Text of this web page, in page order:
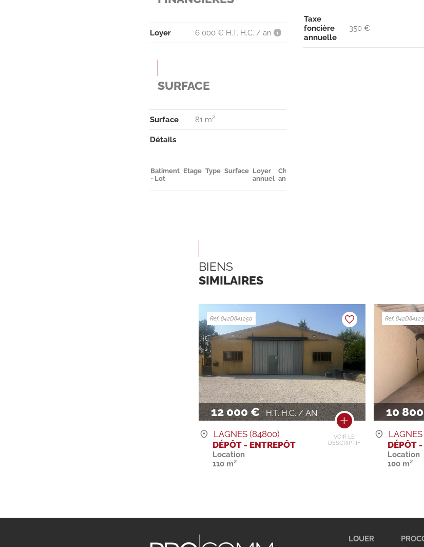
Loyer 6 000 € H.T. H.C. / an
SURFACE
Surface 81 m²
Détails
Batiment
- Lot
Etage Type Surface Loyer
annuel
Charges
annuelles
Taxe
foncière
annuelle
350 €
BIENS
SIMILAIRES
12 000 € H.T. H.C. / AN
VOIR LE
DESCRIPTIF
Ref. 842D841250
LAGNES (84800)
DÉPÔT - ENTREPÔT
Location
110 m²
10
Ref.
DÉPÔT
Location
100 m²
LOUER